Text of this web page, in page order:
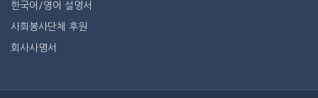
한국어/영어 설명서
사회봉사단체 후원
회사사명서